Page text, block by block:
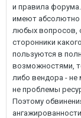
и правила
имеют абсолютно
любых вопросов,
сторонники
пользуются в
возможностями,
либо вендора -
не проблемы
Поэтому